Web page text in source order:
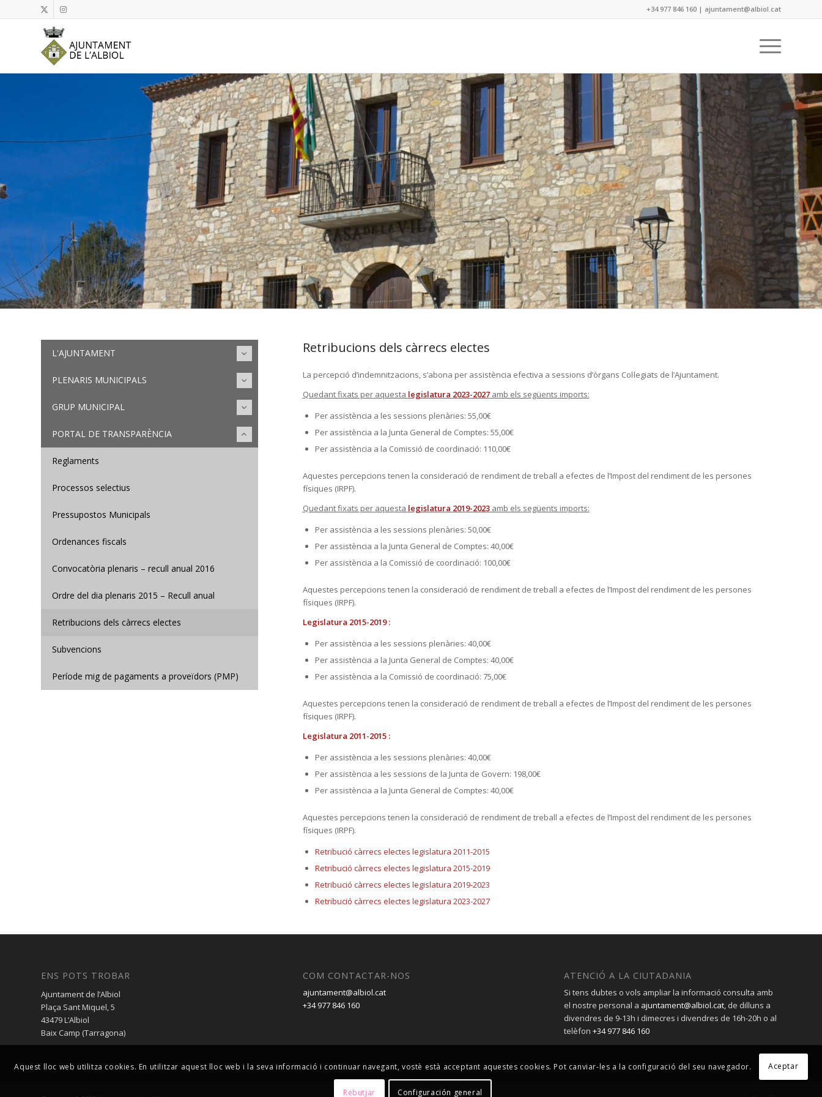
+34 977 846 160 | ajuntament@albiol.cat
L'AJUNTAMENT
PLENARIS MUNICIPALS
GRUP MUNICIPAL
PORTAL DE TRANSPARÈNCIA
Reglaments
Processos selectius
Pressupostos Municipals
Ordenances fiscals
Convocatòria plenaris – recull anual 2016
Ordre del dia plenaris 2015 – Recull anual
Retribucions dels càrrecs electes
Subvencions
Període mig de pagaments a proveïdors (PMP)
Retribucions dels càrrecs electes
La percepció d’indemnitzacions, s’abona per assistència efectiva a sessions d’òrgans Col·legiats de l’Ajuntament.
Quedant fixats per aquesta legislatura 2023-2027amb els següents imports:
Per assistència a les sessions plenàries: 55,00€
Per assistència a la Junta General de Comptes: 55,00€
Per assistència a la Comissió de coordinació: 110,00€
Aquestes percepcions tenen la consideració de rendiment de treball a efectes de l’Impost del rendiment de les persones
físiques (IRPF).
Quedant fixats per aquesta legislatura 2019-2023amb els següents imports:
Per assistència a les sessions plenàries: 50,00€
Per assistència a la Junta General de Comptes: 40,00€
Per assistència a la Comissió de coordinació: 100,00€
Aquestes percepcions tenen la consideració de rendiment de treball a efectes de l’Impost del rendiment de les persones
físiques (IRPF).
Legislatura 2015-2019 :
Per assistència a les sessions plenàries: 40,00€
Per assistència a la Junta General de Comptes: 40,00€
Per assistència a la Comissió de coordinació: 75,00€
Aquestes percepcions tenen la consideració de rendiment de treball a efectes de l’Impost del rendiment de les persones
físiques (IRPF).
Legislatura 2011-2015 :
Per assistència a les sessions plenàries: 40,00€
Per assistència a les sessions de la Junta de Govern: 198,00€
Per assistència a la Junta General de Comptes: 40,00€
Aquestes percepcions tenen la consideració de rendiment de treball a efectes de l’Impost del rendiment de les persones
físiques (IRPF).
Retribució càrrecs electes legislatura 2011-2015
Retribució càrrecs electes legislatura 2015-2019
Retribució càrrecs electes legislatura 2019-2023
Retribució càrrecs electes legislatura 2023-2027
ENS POTS TROBAR
Ajuntament de l’Albiol
Plaça Sant Miquel, 5
43479 L’Albiol
Baix Camp (Tarragona)
COM CONTACTAR-NOS
ajuntament@albiol.cat
+34 977 846 160
ATENCIÓ A LA CIUTADANIA
Si tens dubtes o vols ampliar la informació consulta amb
el nostre personal a ajuntament@albiol.cat, de dilluns a
divendres de 9-13h i dimecres i divendres de 16h-20h o al
telèfon+34 977 846 160
Aquest lloc web utilitza cookies. En utilitzar aquest lloc web i la seva informació i continuar navegant, vostè està acceptant aquestes cookies. Pot canviar-les a la configuració del seu navegador. Aceptar
Rebutjar Configuración general